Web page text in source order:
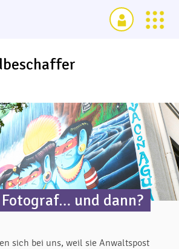
und dann?
sich bei uns, weil sie Anwaltspost